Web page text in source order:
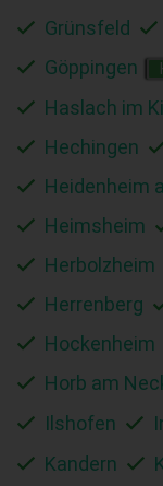
Grünsfeld
Göppingen
Haslach im
Hechingen
Heidenheim
Heimsheim
Herbolzheim
Herrenberg
Hockenheim
Horb am
Ilshofen
Kandern